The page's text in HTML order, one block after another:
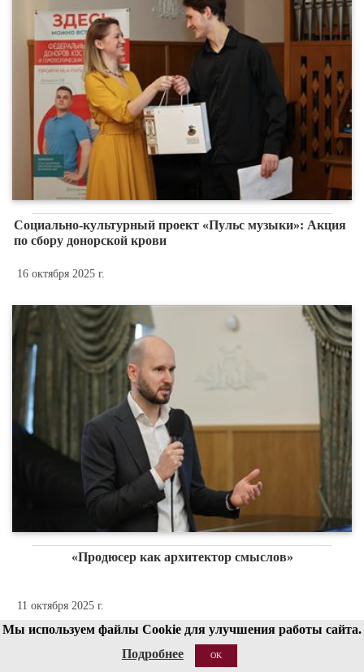
Социально-культурный проект «Пульс музыки»: Акция
по сбору донорской крови
16 октября 2025 г.
«Продюсер как архитектор смыслов»
11 октября 2025 г.
Мы используем файлы Cookie для улучшения работы сайта.
Подробнее
OK